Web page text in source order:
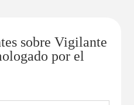
sobre Vigilante
por el